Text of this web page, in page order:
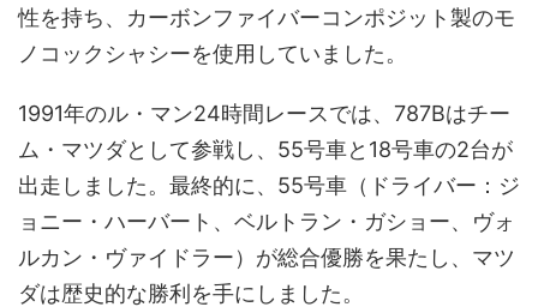
性を持ち、カーボンファイバーコンポジット製のモ
ノコックシャシーを使用していました。
1991年のル・マン24時間レースでは、787Bはチー
ム・マツダとして参戦し、55号車と18号車の2台が
出走しました。最終的に、55号車（ドライバー：ジ
ョニー・ハーバート、ベルトラン・ガショー、ヴォ
ルカン・ヴァイドラー）が総合優勝を果たし、マツ
ダは歴史的な勝利を手にしました。